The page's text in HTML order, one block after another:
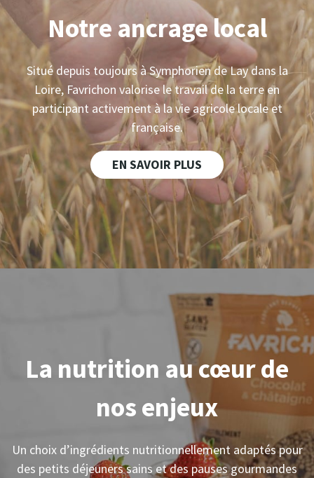
Notre ancrage local
Situé depuis toujours à Symphorien de Lay dans la
Loire, Favrichon valorise le travail de la terre en
participant activement à la vie agricole locale et
française.
EN SAVOIR PLUS
La nutrition aucœurde
nos enjeux
Un choix d’ingrédients nutritionnellement adaptés pour
des petits déjeuners sains et des pauses gourmandes